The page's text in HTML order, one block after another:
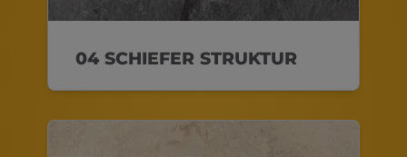
04 SCHIEFER STRUKTUR